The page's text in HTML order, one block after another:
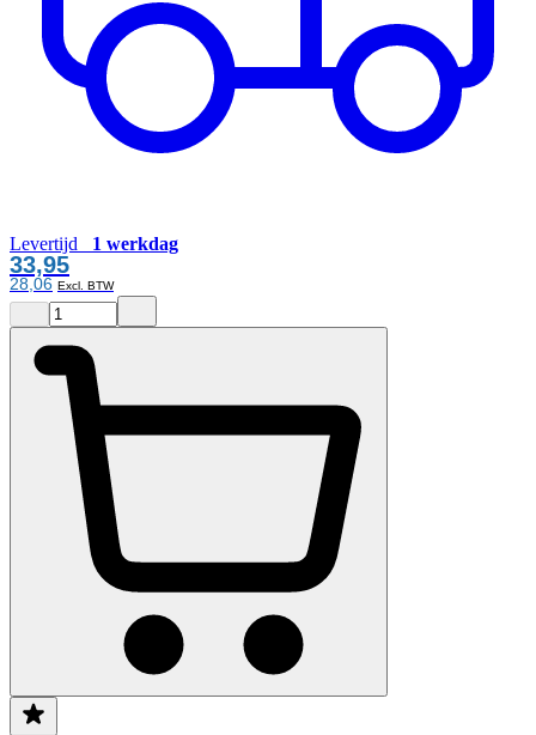
Levertijd 1 werkdag
33,95
28,06